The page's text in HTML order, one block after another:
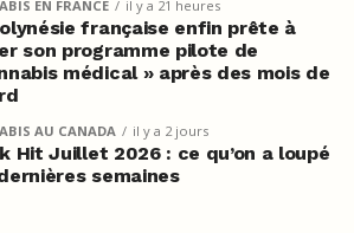
EN FRANCE il y a 21 heures
française enfin prête à
son programme pilote de
médical » après des mois de
AU CANADA il y a 2 jours
Hit Juillet 2026 : ce qu’on a loupé
semaines